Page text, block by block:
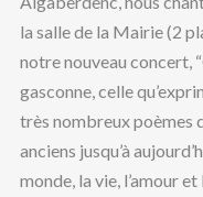
la salle de la Mairie (2
notre nouveau concert,
gasconne, celle
très nombreux poèmes
anciens jusqu’à
monde, la vie, l’amour